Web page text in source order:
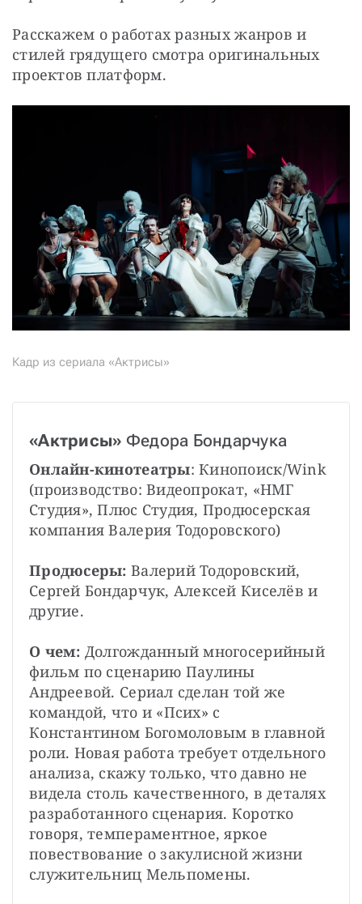
Расскажем о работах разных жанров и
стилей грядущего смотра оригинальных
проектов платформ.
Кадр из сериала «Актрисы»
«Актрисы» Федора Бондарчука
Онлайн-кинотеатры: Кинопоиск/Wink
(производство: Видеопрокат, «НМГ
Студия», Плюс Студия, Продюсерская
компания Валерия Тодоровского)
Продюсеры: Валерий Тодоровский,
Сергей Бондарчук, Алексей Киселёв и
другие.
О чем: Долгожданный многосерийный
фильм по сценарию Паулины
Андреевой. Сериал сделан той же
командой, что и «Псих» с
Константином Богомоловым в главной
роли. Новая работа требует отдельного
анализа, скажу только, что давно не
видела столь качественного, в деталях
разработанного сценария. Коротко
говоря, темпераментное, яркое
повествование о закулисной жизни
служительниц Мельпомены.